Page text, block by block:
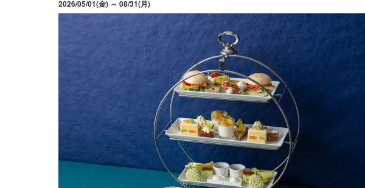
2026/05/01(金) ～ 08/31(月)